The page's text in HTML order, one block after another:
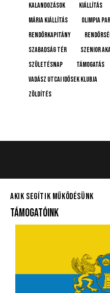
Kalandozások
kiállítás
Mária kiállítás
Olimpia
rendőrkapitány
Szabadság tér
Szenior
születésnap
támogatás
Vadász Utcai Idősek Klubja
Zöldítés
AKIK SEGÍTIK MŰKÖDÉSÜNK
TÁMOGATÓINK